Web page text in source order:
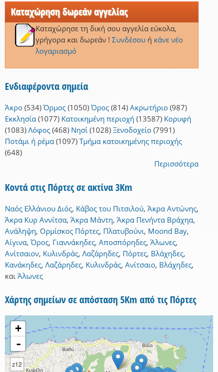
Καταχώρηση δωρεάν αγγελίας
Καταχώρησε τη δική σου αγγελία εύκολα,
γρήγορα και δωρεάν ! Συνδέσουή κάνε νέο
λογαριασμό
Ενδιαφέροντα σημεία
Άκρο (534) Όρμος (1050) Όρος (814) Ακρωτήριο (987)
Εκκλησία (1077) Κατοικημένη περιοχή (13587) Κορυφή
(1083) Λόφος (468) Νησί (1028) Ξενοδοχείο (7991)
Ποτάμι ή ρέμα (1097) Τμήμα κατοικημένης περιοχής
(648)
Περισσότερα
Κοντά στις Πόρτες σε ακτίνα 3Km
Ναός Ελλάνιου Διός, Κάβος του Πιτσιλού, Άκρα Αντώνης,
Άκρα Κυρ Αννίτσα, Άκρα Μάντη, Άκρα Πενήντα Βράχηα,
Ανάληψη, Ορμίσκος Πόρτες, Πλατυβούνι, Moond Bay,
Αίγινα,Όρος, Γιαννάκηδες, Αποσπόρηδες, Άλωνες,
Ανίτσαιον, Κυλινδράς, Λαζάρηδες, Πόρτες, Βλάχηδες,
Kανάκηδες, Λαζάρηδες, Κυλινδράς, Ανίτσαιο, Βλάχηδες,
και Άλωνες
Χάρτης σημείων σε απόσταση 5Km από τις Πόρτες
+
-
z12